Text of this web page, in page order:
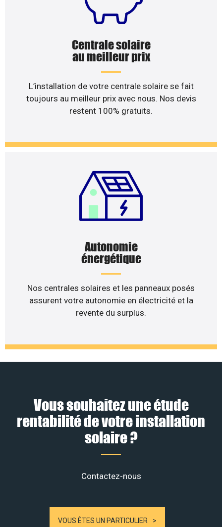
Centrale solaire
au meilleur prix
L’installation de votre centrale solaire se fait
toujours au meilleur prix avec nous. Nos devis
restent 100% gratuits.
Autonomie
énergétique
Nos centrales solaires et les panneaux posés
assurent votre autonomie en électricité et la
revente du surplus.
Vous souhaitez une étude
rentabilité de votre installation
solaire ?
Contactez-nous
VOUS ÊTES UN PARTICULIER